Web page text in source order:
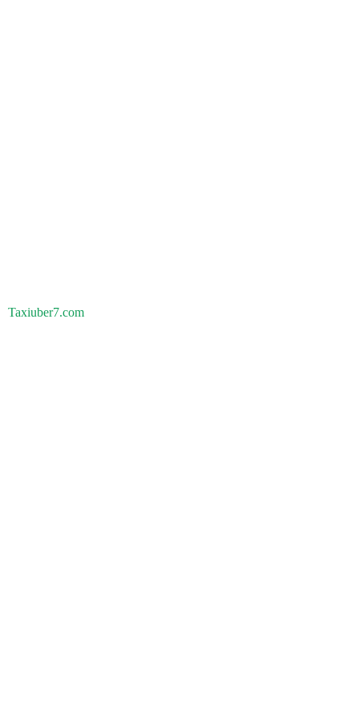
Taxiuber7.com